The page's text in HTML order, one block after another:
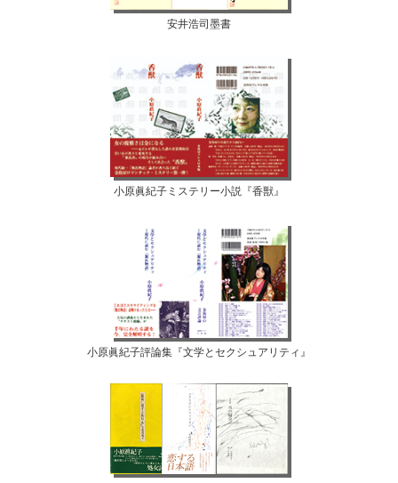
安井浩司墨書
小原眞紀子ミステリー小説『香獣』
小原眞紀子評論集『文学とセクシュアリティ』